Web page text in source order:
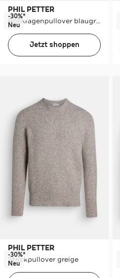
PHIL PETTER
Rollkragenpullover blaugrau
-30%*
Neu
Jetzt shoppen
PHIL PETTER
Strickpullover greige
-30%*
Neu